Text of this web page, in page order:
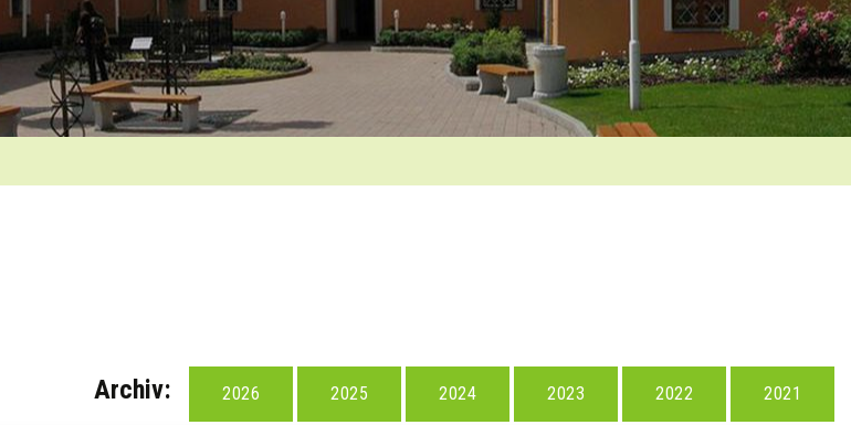
Archiv: 2026 2025 2024 2023 2022 2021